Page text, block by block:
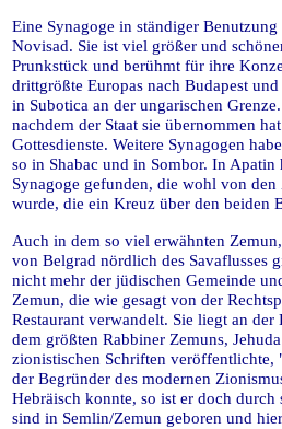
Eine Synagoge in ständiger
Novisad. Sie ist viel größer und
Prunkstück und berühmt für ihre
drittgrößte Europas nach Budapest
in Subotica an der ungarischen
nachdem der Staat sie übernommen
Gottesdienste. Weitere Synagogen
so in Shabac und in Sombor. In
Synagoge gefunden, die wohl von
wurde, die ein Kreuz über den beiden
Auch in dem so viel erwähnten
von Belgrad nördlich des Savaflusses
nicht mehr der jüdischen Gemeinde
Zemun, die wie gesagt von der
Restaurant verwandelt. Sie liegt an
dem größten Rabbiner Zemuns,
zionistischen Schriften veröffentlichte,
der Begründer des modernen
Hebräisch konnte, so ist er doch
sind in Semlin/Zemun geboren und